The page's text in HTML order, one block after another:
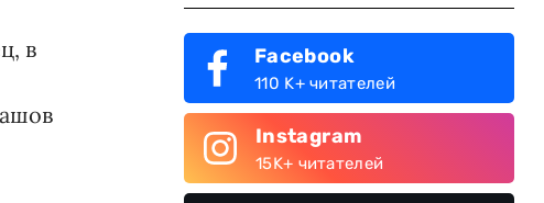
в
Facebook
110 K+ читателей
Instagram
15K+ читателей